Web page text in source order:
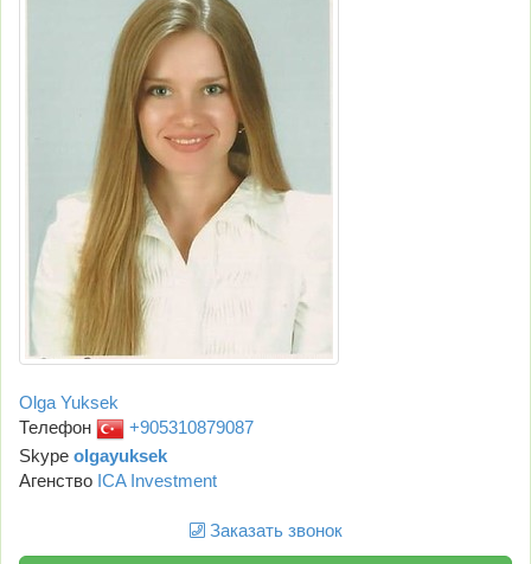
Olga Yuksek
Телефон
+905310879087
Skype olgayuksek
Агенство ICA Investment
Заказать звонок